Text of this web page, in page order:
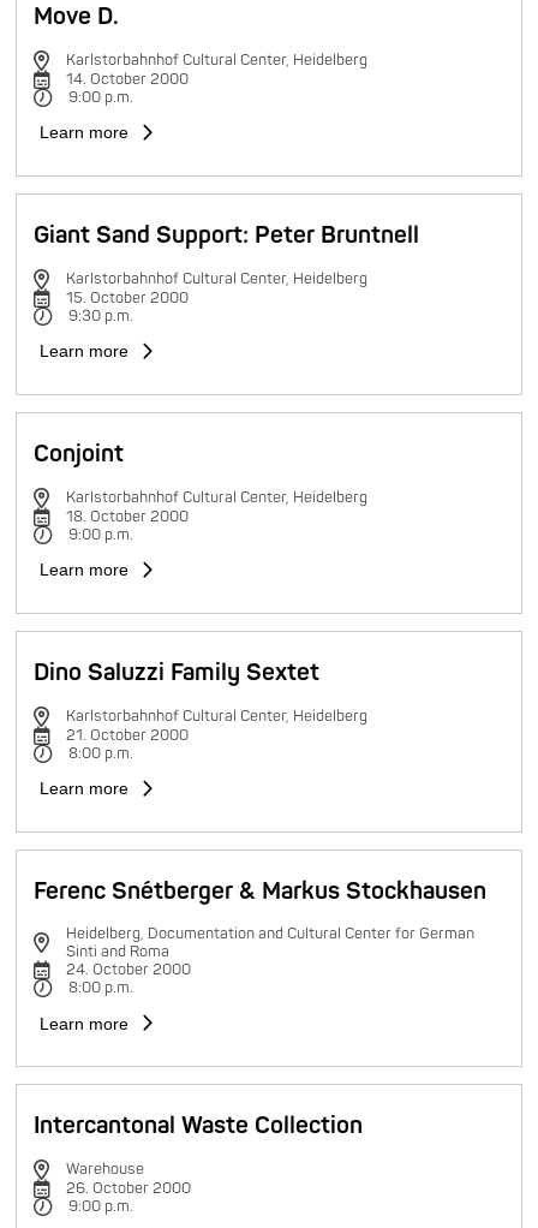
Move D.
Karlstorbahnhof Cultural Center, Heidelberg
14. October 2000
9:00 p.m.
Learn more
Giant Sand Support: Peter Bruntnell
Karlstorbahnhof Cultural Center, Heidelberg
15. October 2000
9:30 p.m.
Learn more
Conjoint
Karlstorbahnhof Cultural Center, Heidelberg
18. October 2000
9:00 p.m.
Learn more
Dino Saluzzi Family Sextet
Karlstorbahnhof Cultural Center, Heidelberg
21. October 2000
8:00 p.m.
Learn more
Ferenc Snétberger & Markus Stockhausen
Heidelberg, Documentation and Cultural Center for German
Sinti and Roma
24. October 2000
8:00 p.m.
Learn more
Intercantonal Waste Collection
Warehouse
26. October 2000
9:00 p.m.